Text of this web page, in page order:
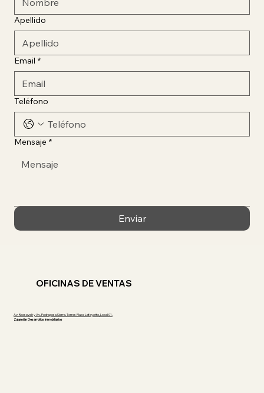
Apellido
Email *
Teléfono
Mensaje *
Enviar
OFICINAS DE VENTAS
​Av. Roosevelt y Av. Pedragosa Sierra. Torres Place Lafayette, Local 01.
Zulamián Desarrollos Inmobiliarios